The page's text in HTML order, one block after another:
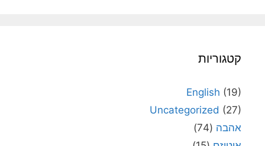
קטגוריות
English (19)
Uncategorized (27)
אהבה (74)